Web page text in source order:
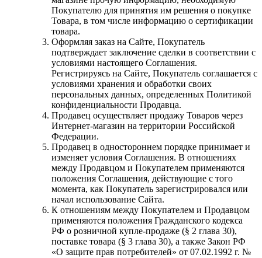
Покупателю для принятия им решения о покупке
Товара, в том числе информацию о сертификации
товара.
Оформляя заказ на Сайте, Покупатель
подтверждает заключение сделки в соответствии с
условиями настоящего Соглашения.
Регистрируясь на Сайте, Покупатель соглашается с
условиями хранения и обработки своих
персональных данных, определенных Политикой
конфиденциальности Продавца.
Продавец осуществляет продажу Товаров через
Интернет-магазин на территории Российской
Федерации.
Продавец в одностороннем порядке принимает и
изменяет условия Соглашения. В отношениях
между Продавцом и Покупателем применяются
положения Соглашения, действующие с того
момента, как Покупатель зарегистрировался или
начал использование Сайта.
К отношениям между Покупателем и Продавцом
применяются положения Гражданского кодекса
РФ о розничной купле-продаже (§ 2 глава 30),
поставке товара (§ 3 глава 30), а также Закон РФ
«О защите прав потребителей» от 07.02.1992 г. №